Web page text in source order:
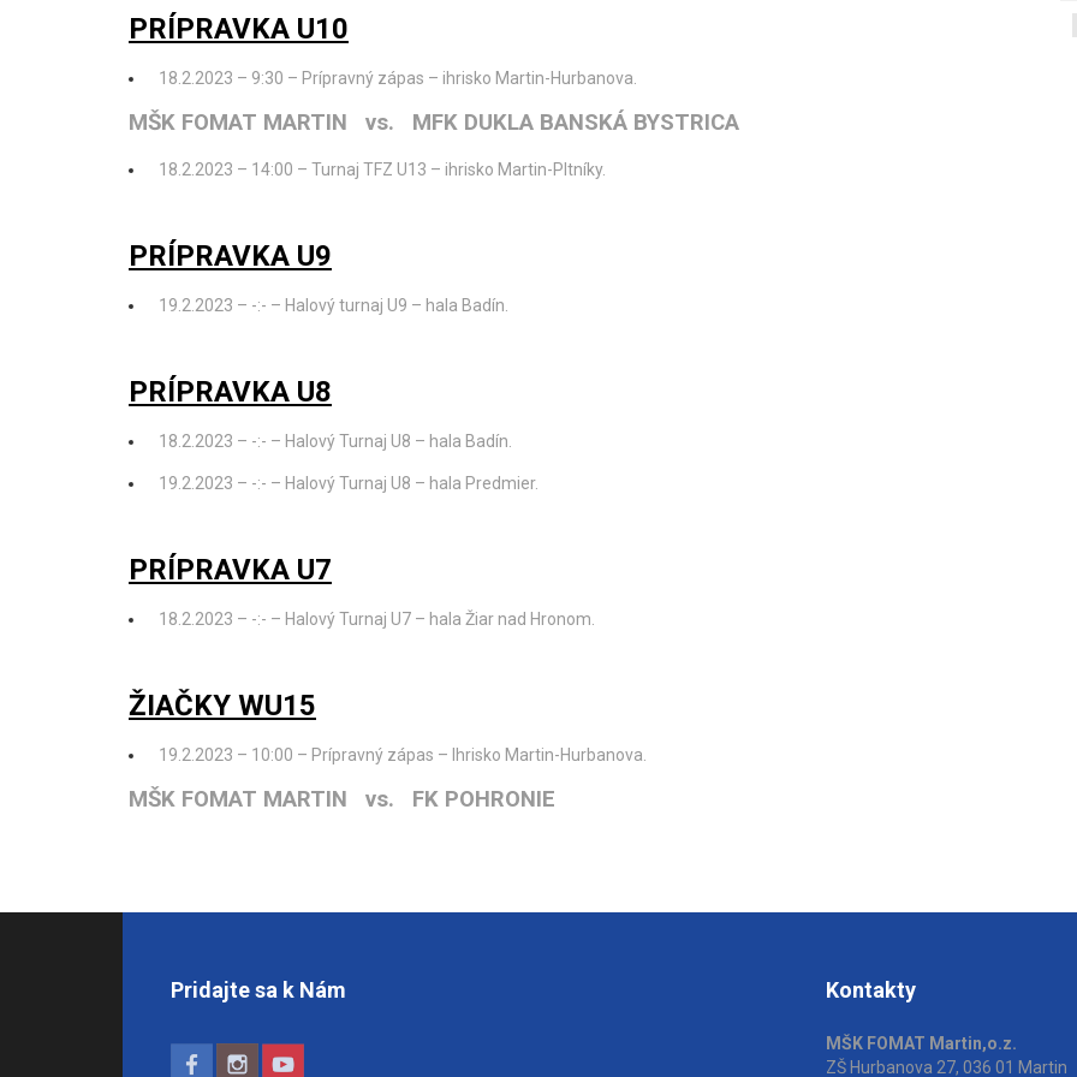
PRÍPRAVKA U10
18.2.2023 – 9:30 – Prípravný zápas – ihrisko Martin-Hurbanova.
MŠK FOMAT MARTIN vs. MFK DUKLA BANSKÁ BYSTRICA
18.2.2023 – 14:00 – Turnaj TFZ U13 – ihrisko Martin-Pltníky.
PRÍPRAVKA U9
19.2.2023 – -:- – Halový turnaj U9 – hala Badín.
PRÍPRAVKA U8
18.2.2023 – -:- – Halový Turnaj U8 – hala Badín.
19.2.2023 – -:- – Halový Turnaj U8 – hala Predmier.
PRÍPRAVKA U7
18.2.2023 – -:- – Halový Turnaj U7 – hala Žiar nad Hronom.
ŽIAČKY WU15
19.2.2023 – 10:00 – Prípravný zápas – Ihrisko Martin-Hurbanova.
MŠK FOMAT MARTIN vs. FK POHRONIE
Pridajte sa k Nám Kontakty
MŠK FOMAT Martin,o.z.
ZŠ Hurbanova 27, 036 01 Martin